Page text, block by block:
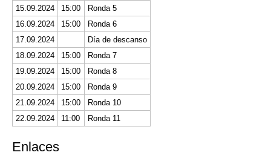
15.09.2024
15:00
Ronda 5
16.09.2024
15:00
Ronda 6
17.09.2024
Día de descanso
18.09.2024
15:00
Ronda 7
19.09.2024
15:00
Ronda 8
20.09.2024
15:00
Ronda 9
21.09.2024
15:00
Ronda 10
22.09.2024
11:00 Ronda 11
Enlaces